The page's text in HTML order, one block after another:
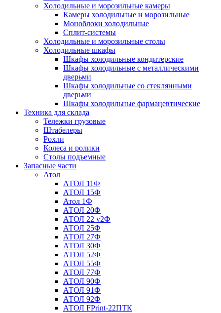
Холодильные и морозильные камеры
Камеры холодильные и морозильные
Моноблоки холодильные
Сплит-системы
Холодильные и морозильные столы
Холодильные шкафы
Шкафы холодильные кондитерские
Шкафы холодильные с металлическими
дверьми
Шкафы холодильные со стеклянными
дверьми
Шкафы холодильные фармацевтические
Техника для склада
Тележки грузовые
Штабелеры
Рохли
Колеса и ролики
Столы подъемные
Запасные части
Атол
АТОЛ 11Ф
АТОЛ 15Ф
Атол 1Ф
АТОЛ 20Ф
АТОЛ 22 v2Ф
АТОЛ 25Ф
АТОЛ 27Ф
АТОЛ 30Ф
АТОЛ 52Ф
АТОЛ 55Ф
АТОЛ 77Ф
АТОЛ 90Ф
АТОЛ 91Ф
АТОЛ 92Ф
АТОЛ FPrint-22ПТК